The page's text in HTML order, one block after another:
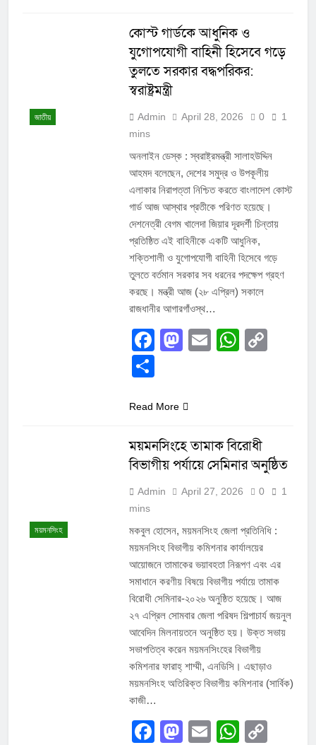
জাতীয়
কোস্ট গার্ডকে আধুনিক ও
যুগোপযোগী বাহিনী হিসেবে গড়ে
তুলতে সরকার বদ্ধপরিকর:
স্বরাষ্ট্রমন্ত্রী
Admin April 28, 2026 0
1
mins
অনলাইন ডেস্ক : স্বরাষ্ট্রমন্ত্রী সালাহউদ্দিন
আহমদ বলেছেন, দেশের সমুদ্র ও উপকূলীয়
এলাকার নিরাপত্তা নিশ্চিত করতে বাংলাদেশ কোস্ট
গার্ড আজ আস্থার প্রতীকে পরিণত হয়েছে।
দেশনেত্রী বেগম খালেদা জিয়ার দূরদর্শী চিন্তায়
প্রতিষ্ঠিত এই বাহিনীকে একটি আধুনিক,
শক্তিশালী ও যুগোপযোগী বাহিনী হিসেবে গড়ে
তুলতে বর্তমান সরকার সব ধরনের পদক্ষেপ গ্রহণ
করছে। মন্ত্রী আজ (২৮ এপ্রিল) সকালে
রাজধানীর আগারগাঁওস্থ…
Facebook
Mastodon
Email
Read More
ময়মনসিংহ
ময়মনসিংহে তামাক বিরোধী
বিভাগীয় পর্যায়ে সেমিনার অনুষ্ঠিত
Admin April 27, 2026 0
1
mins
মকবুল হোসেন, ময়মনসিংহ জেলা প্রতিনিধি :
ময়মনসিংহ বিভাগীয় কমিশনার কার্যালয়ের
আয়োজনে তামাকের ভয়াবহতা নিরূপণ এবং এর
সমাধানে করণীয় বিষয়ে বিভাগীয় পর্যায়ে তামাক
বিরোধী সেমিনার-২০২৬ অনুষ্ঠিত হয়েছে। আজ
২৭ এপ্রিল সোমবার জেলা পরিষদ শিল্পাচার্য জয়নুল
আবেদিন মিলনায়তনে অনুষ্ঠিত হয়। উক্ত সভায়
সভাপতিত্ব করেন ময়মনসিংহের বিভাগীয়
কমিশনার ফারাহ্ শাম্মী, এনডিসি। এছাড়াও
ময়মনসিংহ অতিরিক্ত বিভাগীয় কমিশনার (সার্বিক)
কাজী…
Facebook
Mastodon
Email